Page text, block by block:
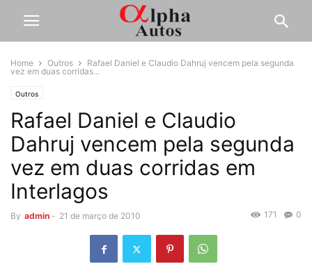
Home Outros
Rafael Daniel e Claudio Dahruj vencem pela segunda
vez em duas corridas...
Outros
Rafael Daniel e Claudio
Dahruj vencem pela segunda
vez em duas corridas em
Interlagos
By admin - 21 de março de 2010 0
171